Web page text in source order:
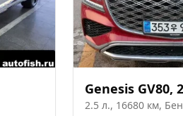
Genesis GV80,
2.5 л., 16680 км,